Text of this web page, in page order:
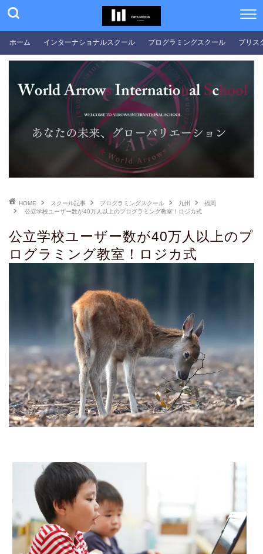
ホーム インターナショナルスクール プログラミングスクール プリス
HOME スクール記事 プログラミングスクール 九州
福岡
公立学校ユーザー数が40万人以上のプログラミング教室！ロジカ式
公立学校ユーザー数が40万人以上のプ
ログラミング教室！ロジカ式